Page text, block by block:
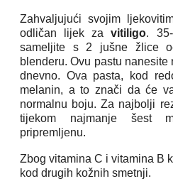
Zahvaljujući svojim
odličan lijek zavitiligo.
sameljite s 2 jušne žlice
blenderu. Ovu pastu
dnevno. Ova pasta, kod
melanin, a to znači da će
normalnu boju. Za najbolji
tijekom najmanje šest
pripremljenu.
Zbog vitamina C i vitamina B
kod drugih kožnih smetnji.